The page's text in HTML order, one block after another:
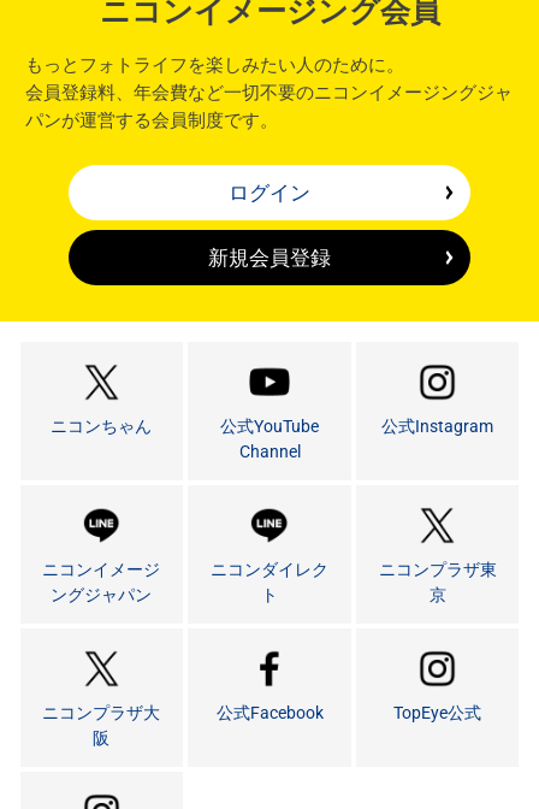
ニコンイメージング会員
もっとフォトライフを楽しみたい人のために。
会員登録料、年会費など一切不要のニコンイメージングジャ
パンが運営する会員制度です。
ログイン
新規会員登録
ニコンちゃん
公式YouTube
Channel
公式Instagram
ニコンイメージ
ングジャパン
ニコンダイレク
ト
ニコンプラザ東
京
ニコンプラザ大
阪
公式Facebook TopEye公式